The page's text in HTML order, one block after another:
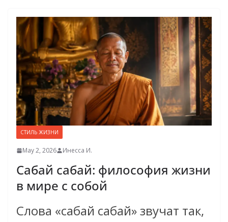
СТИЛЬ ЖИЗНИ
May 2, 2026 Инесса И.
Сабай сабай: философия жизни
в мире с собой
Слова «сабай сабай» звучат так,